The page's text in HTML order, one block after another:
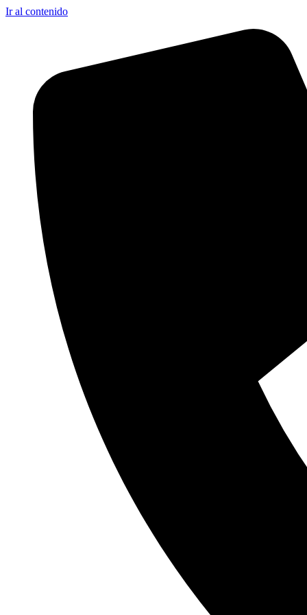
Ir al contenido